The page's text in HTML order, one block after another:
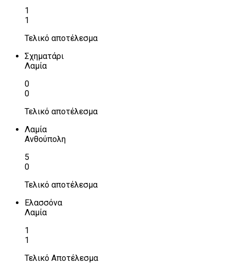
1
1
Τελικό αποτέλεσμα
Σχηματάρι
Λαμία
0
0
Τελικό αποτέλεσμα
Λαμία
Ανθούπολη
5
0
Τελικό αποτέλεσμα
Ελασσόνα
Λαμία
1
1
Τελικό Αποτέλεσμα